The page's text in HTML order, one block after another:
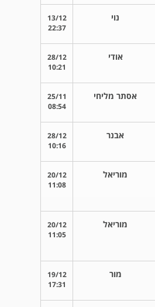
נוי
13/12
22:37
אודי
28/12
10:21
אסתר מליחי
25/11
08:54
אבנר
28/12
10:16
מוריאל
20/12
11:08
מוריאל
20/12
11:05
מור
19/12
17:31